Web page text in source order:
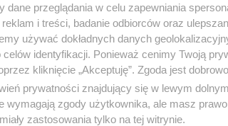
tekst, zdjęcia lub wideo poprzez formularz, a my
ma znaczenie.
Darmowe szkolenia dla mieszkańców
dane przeglądania w celu zapewniania
i treści, badanie odbiorców oraz
używać dokładnych danych
identyfikacji. Ponieważ cenimy Twoją
kliknięcie „Akceptuję”. Zgoda jest
prywatności znajdujący się w lewym
wymagają zgody użytkownika, ale masz
zastosowania tylko na tej witrynie.